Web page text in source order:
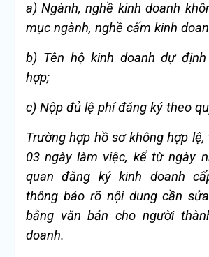
a)Ngành, nghề kinh doanh
mục ngành, nghề cấm kinh
b) Tên hộ kinh doanh dự
hợp;
c) Nộp đủ lệ phí đăng ký theo
Trường hợp hồ sơ không hợp
03 ngày làm việc, kể từ ngày
quan đăng ký kinh doanh
thông báo rõ nội dung cần
bằng văn bản cho người
doanh.